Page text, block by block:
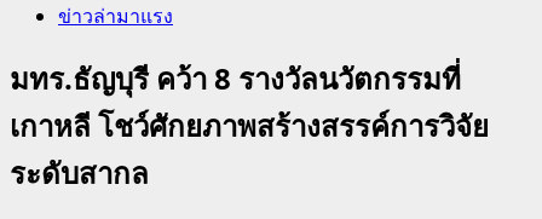
ข่าวล่ามาแรง
มทร.ธัญบุรี คว้า 8 รางวัลนวัตกรรมที่
เกาหลี โชว์ศักยภาพสร้างสรรค์การวิจัย
ระดับสากล